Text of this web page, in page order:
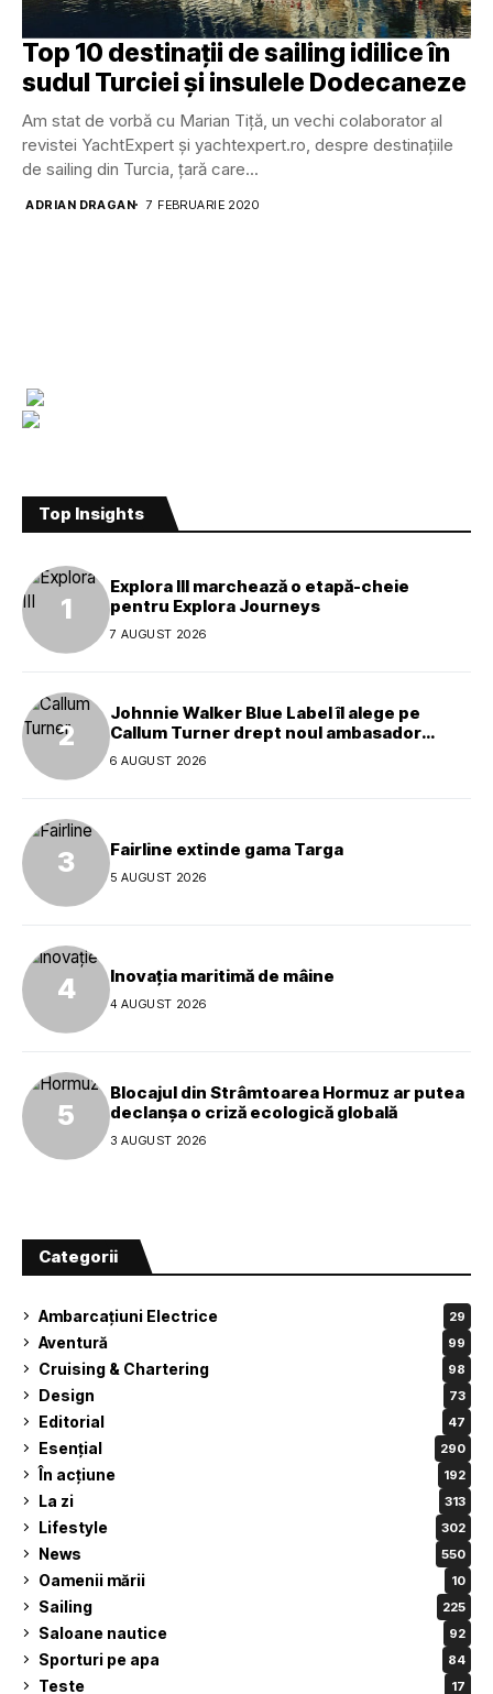
Top 10 destinații de sailing idilice în
sudul Turciei și insulele Dodecaneze
Am stat de vorbă cu Marian Tiță, un vechi colaborator al
revistei YachtExpert și yachtexpert.ro, despre destinațiile
de sailing din Turcia, țară care...
ADRIAN DRAGAN 7 FEBRUARIE 2020
Top Insights
Explora III marchează o etapă-cheie
pentru Explora Journeys
7 AUGUST 2026
Johnnie Walker Blue Label îl alege pe
Callum Turner drept noul ambasador
global al mărcii
6 AUGUST 2026
Fairline extinde gama Targa
5 AUGUST 2026
Inovația maritimă de mâine
4 AUGUST 2026
Blocajul din Strâmtoarea Hormuz ar putea
declanșa o criză ecologică globală
3 AUGUST 2026
Categorii
Ambarcațiuni Electrice 29
Aventură 99
Cruising & Chartering 98
Design 73
Editorial 47
Esențial 290
În acțiune 192
La zi 313
Lifestyle 302
News 550
Oamenii mării 10
Sailing 225
Saloane nautice 92
Sporturi pe apa 84
Teste 17